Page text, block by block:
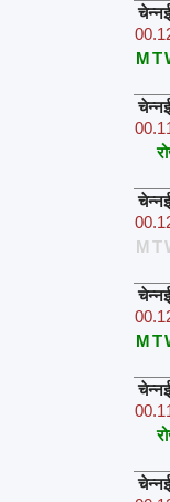
MT
M T
MT